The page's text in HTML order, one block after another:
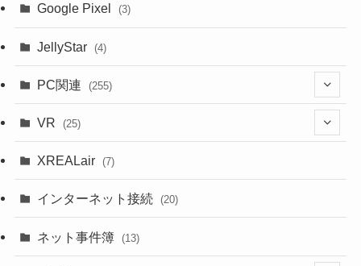
Google Pixel (3)
JellyStar (4)
PC関連 (255)
(9)
(1)
(18)
VR (25)
(18)
(13)
XREALair (7)
インターネット接続 (20)
ネット事件簿 (13)